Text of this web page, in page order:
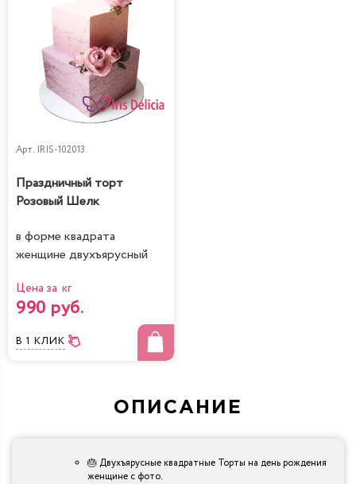
Арт. IRIS-102013
Праздничный торт
Розовый Шелк
в форме квадрата
женщине двухъярусный
Цена за кг
990 руб.
В 1 КЛИК
ОПИСАНИЕ
🎂 Двухъярусные квадратные Торты на день рождения
женщине с фото.